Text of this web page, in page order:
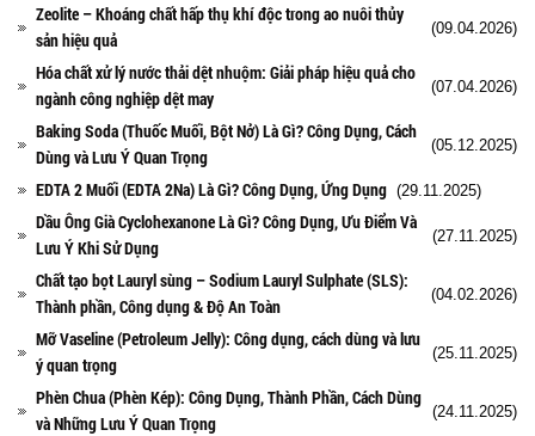
Zeolite – Khoáng chất hấp thụ khí độc trong ao nuôi thủy
sản hiệu quả
(09.04.2026)
Hóa chất xử lý nước thải dệt nhuộm: Giải pháp hiệu quả cho
ngành công nghiệp dệt may
(07.04.2026)
Baking Soda (Thuốc Muối, Bột Nở) Là Gì? Công Dụng, Cách
Dùng và Lưu Ý Quan Trọng
(05.12.2025)
EDTA 2 Muối (EDTA 2Na) Là Gì? Công Dụng, Ứng Dụng (29.11.2025)
Dầu Ông Già Cyclohexanone Là Gì? Công Dụng, Ưu Điểm Và
Lưu Ý Khi Sử Dụng
(27.11.2025)
Chất tạo bọt Lauryl sùng – Sodium Lauryl Sulphate (SLS):
Thành phần, Công dụng & Độ An Toàn
(04.02.2026)
Mỡ Vaseline (Petroleum Jelly): Công dụng, cách dùng và lưu
ý quan trọng
(25.11.2025)
Phèn Chua (Phèn Kép): Công Dụng, Thành Phần, Cách Dùng
và Những Lưu Ý Quan Trọng
(24.11.2025)